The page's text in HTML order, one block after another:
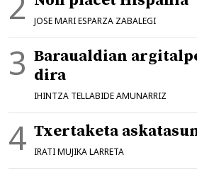
JOSE MARI ESPARZA ZABALEGI
Baraualdian
dira
IHINTZA TELLABIDE AMUNARRIZ
Txertaketa
IRATI MUJIKA LARRETA